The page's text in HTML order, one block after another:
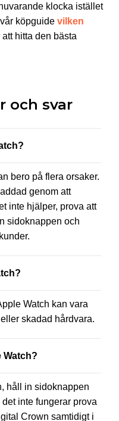
klocka istället
köpguide vilken
att hitta den bästa
och svar
bero på flera orsaker.
genom att
inte hjälper, prova att
sidoknappen och
Watch kan vara
skadad hårdvara.
Watch?
håll in sidoknappen
inte fungerar prova
Crown samtidigt i